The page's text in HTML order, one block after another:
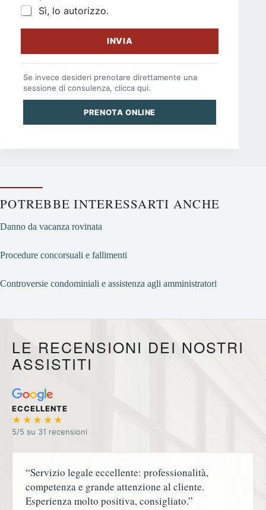
Sì, lo autorizzo.
INVIA
Se invece desideri prenotare direttamente una
sessione di consulenza, clicca qui.
PRENOTA ONLINE
POTREBBE INTERESSARTI ANCHE
Danno da vacanza rovinata
Procedure concorsuali e fallimenti
Controversie condominiali e assistenza agli amministratori
LE RECENSIONI DEI NOSTRI
ASSISTITI
ECCELLENTE
★★★★★
5/5 su
“Servizio legale eccellente: professionalità,
competenza e grande attenzione al cliente.
Esperienza molto positiva, consigliato.”